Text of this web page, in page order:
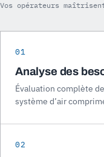
Vos opérateurs
01
Analyse des
Évaluation complète
système d’air
02